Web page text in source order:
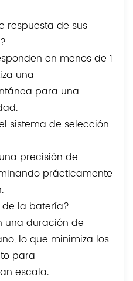
respuesta de sus
en menos de 1
una
para una
sistema de selección
precisión de
prácticamente
la batería?
una duración de
lo que minimiza los
para
escala.